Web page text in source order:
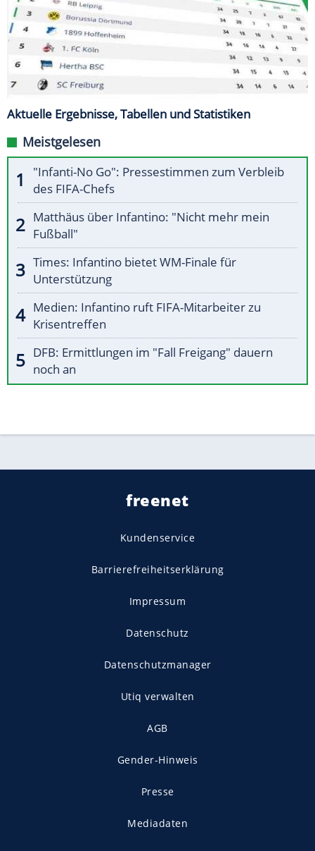
Aktuelle Ergebnisse, Tabellen und Statistiken
Meistgelesen
"Infanti-No Go": Pressestimmen zum Verbleib
des FIFA-Chefs
Matthäus über Infantino: "Nicht mehr mein
Fußball"
Times: Infantino bietet WM-Finale für
Unterstützung
Medien: Infantino ruft FIFA-Mitarbeiter zu
Krisentreffen
DFB: Ermittlungen im "Fall Freigang" dauern
noch an
freenet
Kundenservice
Barrierefreiheitserklärung
Impressum
Datenschutz
Datenschutzmanager
Utiq verwalten
AGB
Gender-Hinweis
Presse
Mediadaten